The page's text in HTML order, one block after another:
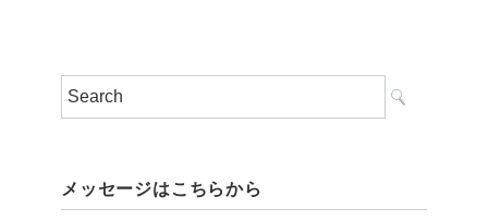
メッセージはこちらから